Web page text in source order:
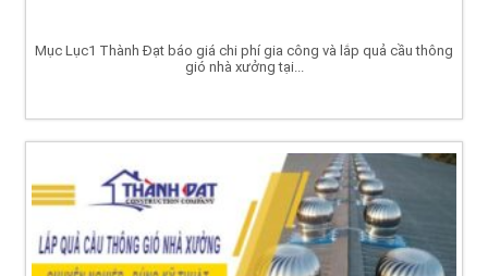
Mục Lục1 Thành Đạt báo giá chi phí gia công và lắp quả cầu thông
gió nhà xưởng tại...